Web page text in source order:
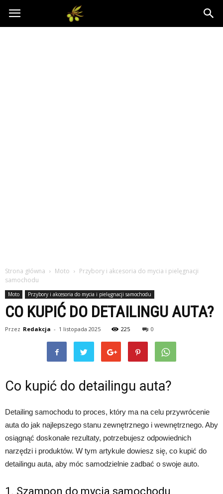
Oliwkowo.pl
Strona główna Moto
Przybory i akcesoria do mycia i pielęgnacji
samochodu
Moto Przybory i akcesoria do mycia i pielęgnacji samochodu
CO KUPIĆ DO DETAILINGU AUTA?
Przez Redakcja - 1 listopada 2025 225 0
Co kupić do detailingu auta?
Detailing samochodu to proces, który ma na celu przywrócenie
auta do jak najlepszego stanu zewnętrznego i wewnętrznego. Aby
osiągnąć doskonałe rezultaty, potrzebujesz odpowiednich
narzędzi i produktów. W tym artykule dowiesz się, co kupić do
detailingu auta, aby móc samodzielnie zadbać o swoje auto.
1. Szampon do mycia samochodu